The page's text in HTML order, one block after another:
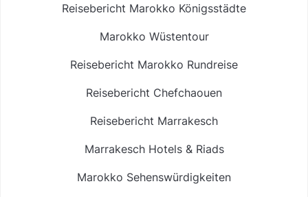
Reisebericht Marokko Königsstädte
Marokko Wüstentour
Reisebericht Marokko Rundreise
Reisebericht Chefchaouen
Reisebericht Marrakesch
Marrakesch Hotels & Riads
Marokko Sehenswürdigkeiten